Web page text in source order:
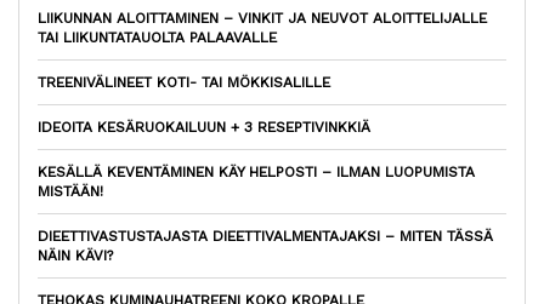
LIIKUNNAN ALOITTAMINEN – VINKIT JA NEUVOT ALOITTELIJALLE
TAI LIIKUNTATAUOLTA PALAAVALLE
TREENIVÄLINEET KOTI- TAI MÖKKISALILLE
IDEOITA KESÄRUOKAILUUN + 3 RESEPTIVINKKIÄ
KESÄLLÄ KEVENTÄMINEN KÄY HELPOSTI – ILMAN LUOPUMISTA
MISTÄÄN!
DIEETTIVASTUSTAJASTA DIEETTIVALMENTAJAKSI – MITEN TÄSSÄ
NÄIN KÄVI?
TEHOKAS KUMINAUHATREENI KOKO KROPALLE